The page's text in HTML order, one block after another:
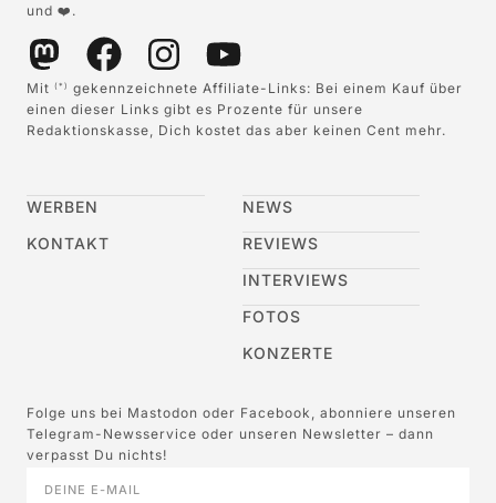
und ❤️.
Mit (*)
gekennzeichnete Affiliate-Links: Bei einem Kauf über
einen dieser Links gibt es Prozente für unsere
Redaktionskasse, Dich kostet das aber keinen Cent mehr.
WERBEN
KONTAKT
NEWS
REVIEWS
INTERVIEWS
FOTOS
KONZERTE
Folge uns bei Mastodon oder Facebook, abonniere unseren
Telegram-Newsservice oder unseren Newsletter – dann
verpasst Du nichts!